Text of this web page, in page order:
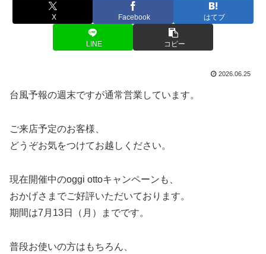
X Facebook はてブ
LINE コピー
2026.06.25
台風予報の週末ですが通常営業しています。
ご来店予定のお客様、
どうぞお気をつけてお越しください。
現在開催中のoggi ottoキャンペーンも、
おかげさまでご好評いただいております。
期間は7月13日（月）までです。
普段お使いの方はもちろん、